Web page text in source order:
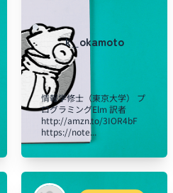
k_okamoto
情報学修士（東京大学） プ
ログラミングElm 訳者
http://amzn.to/3IOR4bF
https://note...